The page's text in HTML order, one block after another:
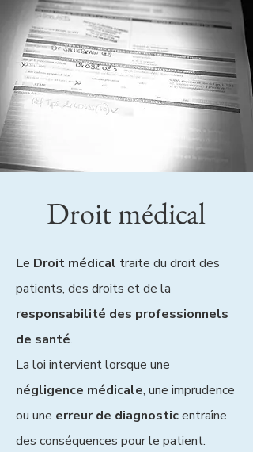
Droit médical
Le Droit médical traite du droit des
patients, des droits et de la
responsabilité des professionnels
de santé.
La loi intervient lorsque une
négligence médicale, une imprudence
ou une erreur de diagnosticentraîne
des conséquences pour le patient.